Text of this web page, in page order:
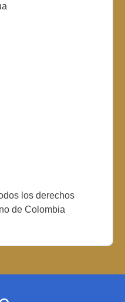
los derechos
de Colombia